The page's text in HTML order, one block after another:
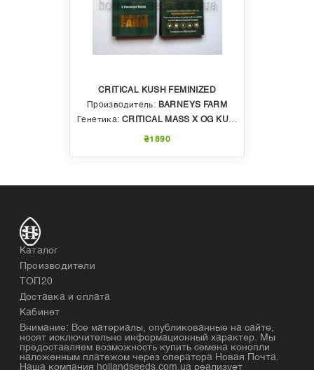
CRITICAL KUSH FEMINIZED
Производитель: BARNEYS FARM
Генетика: CRITICAL MASS X OG KUSH
₴1890
Каталог
Производители
ТОП20
Доставка и оплата
Кабинет
Внимание: Все материалы, опубликованные на сайте,
носят исключительно информационный характер. Мы
предоставляем возможность купить семена конопли
наложенным платежом через оператора Новая Почта.
Наша компания hollandseeds.com.ua реализует